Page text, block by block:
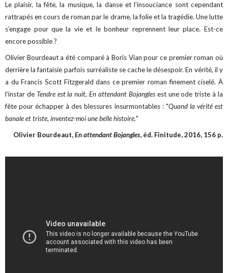
Le plaisir, la fête, la musique, la danse et l’insouciance sont cependant
rattrapés en cours de roman par le drame, la folie et la tragédie. Une lutte
s’engage pour que la vie et le bonheur reprennent leur place. Est-ce
encore possible ?
Olivier Bourdeaut a été comparé à Boris Vian pour ce premier roman où
derrière la fantaisie parfois surréaliste se cache le désespoir. En vérité, il y
a du Francis Scott Fitzgerald dans ce premier roman finement ciselé. À
l’instar de Tendre est la nuit,En attendant Bojanglesest une ode triste à la
fête pour échapper à des blessures insurmontables : "Quand la vérité est
banale et triste, inventez-moi une belle histoire."
Olivier Bourdeaut,En attendant Bojangles, éd. Finitude, 2016, 156 p.